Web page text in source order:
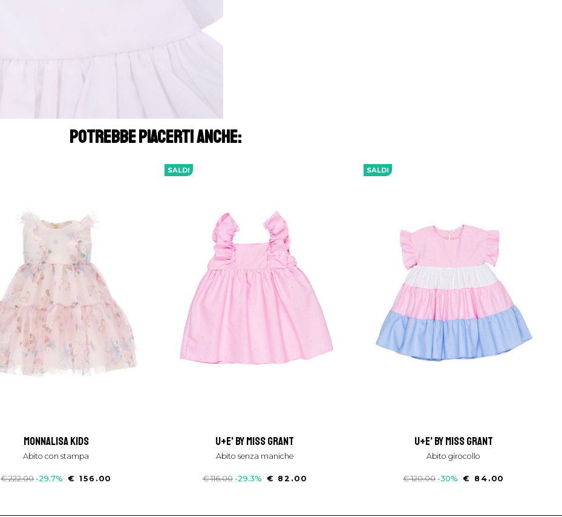
POTREBBE PIACERTI ANCHE:
monnalisa kids
abito con stampa
€ 222.00 -29.7% € 156.00
SALDI
u+e' by miss grant
abito senza maniche
€ 116.00 -29.3% € 82.00
SALDI
u+e' by miss grant
abito girocollo
€ 120.00 -30% € 84.00